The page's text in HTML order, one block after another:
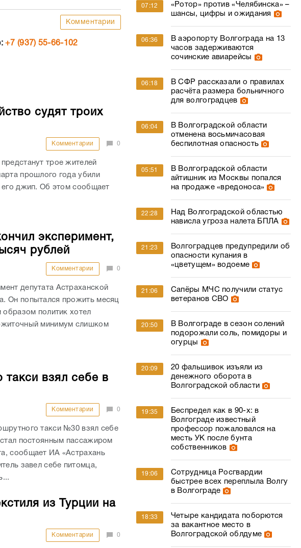
Комментарии
+7 (937) 55-66-102
судят троих
Комментарии 0
трое жителей
прошлого года убили
его джип. Об этом сообщает
эксперимент,
рублей
Комментарии 0
депутата Астраханской
Он попытался прожить месяц
образом политик хотел
минимум слишком
такси взял себе в
Комментарии 0
такси №30 взял себе
постоянным пассажиром
сообщает ИА «Астрахань
завел себе питомца,
из Турции на
Комментарии 0
07:12
«Ротор» против «Челябинска» –
шансы, цифры и ожидания
06:36
В аэропорту Волгограда на 13
часов задерживаются
сочинские авиарейсы
06:18
В СФР рассказали о правилах
расчёта размера больничного
для волгоградцев
06:04
В Волгоградской области
отменена восьмичасовая
беспилотная опасность
05:51
В Волгоградской области
айтишник из Москвы попался
на продаже «вредоноса»
22:28
Над Волгоградской областью
нависла угроза налета БПЛА
21:23
Волгоградцев предупредили об
опасности купания в
«цветущем» водоеме
21:06
Сапёры МЧС получили статус
ветеранов СВО
20:50
В Волгограде в сезон солений
подорожали соль, помидоры и
огурцы
20:09
20 фальшивок изъяли из
денежного оборота в
Волгоградской области
19:35
Беспредел как в 90-х: в
Волгограде известный
профессор пожаловался на
месть УК после бунта
собственников
19:06
Сотрудница Росгвардии
быстрее всех переплыла Волгу
в Волгограде
18:33
Четыре кандидата поборются
за вакантное место в
Волгоградской облдуме